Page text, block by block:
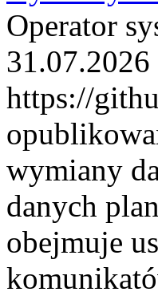
Operator
https://
wymiany
danych
obejmuje